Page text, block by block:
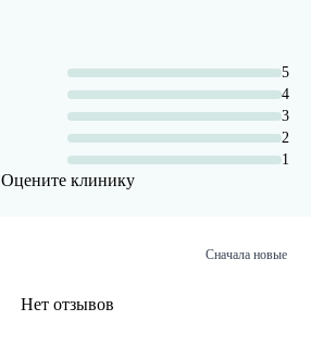
5
4
3
2
1
Оцените клинику
Сначала новые
Нет отзывов